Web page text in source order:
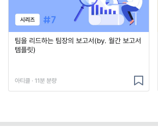
팀을 리드하는 팀장의 보고서(by. 월간 보고서
템플릿)
아티클 · 11분 분량